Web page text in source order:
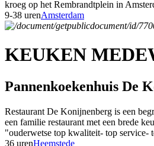
kroeg op het Rembrandtplein in
9-38 urenAmsterdam
KEUKEN
Pannenkoekenhuis De
Restaurant De Konijnenberg is een
een familie restaurant met een brede
"ouderwetse top kwaliteit- top service-
36 urenHeemstede